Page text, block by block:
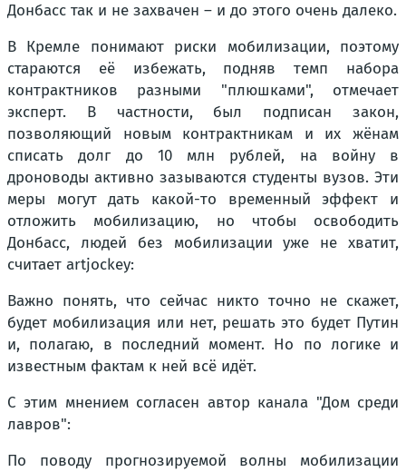
Донбасс так и не захвачен – и до этого очень далеко.
В Кремле понимают риски мобилизации, поэтому
стараются её избежать, подняв темп набора
контрактников разными "плюшками", отмечает
эксперт. В частности, был подписан закон,
позволяющий новым контрактникам и их жёнам
списать долг до 10 млн рублей, на войну в
дроноводы активно зазываются студенты вузов. Эти
меры могут дать какой-то временный эффект и
отложить мобилизацию, но чтобы освободить
Донбасс, людей без мобилизации уже не хватит,
считает artjockey:
Важно понять, что сейчас никто точно не скажет,
будет мобилизация или нет, решать это будет Путин
и, полагаю, в последний момент. Но по логике и
известным фактам к ней всё идёт.
С этим мнением согласен автор канала "Дом среди
лавров":
По поводу прогнозируемой волны мобилизации